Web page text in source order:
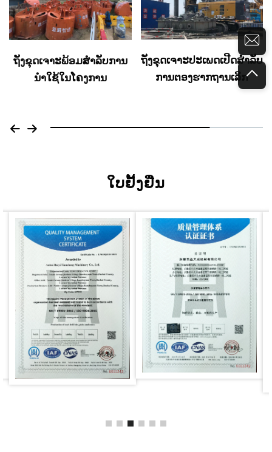
ຖັງຂຸດເຈາະພ້ອມສຳລັບການ
ນຳໃຊ້ໃນໂຄງການ
ຖັງຂຸດເຈາະປະເພດເປີດສຳລັບ
ການຕອງຮາກຖານເລິກ
ໃບຢັ້ງຢືນ